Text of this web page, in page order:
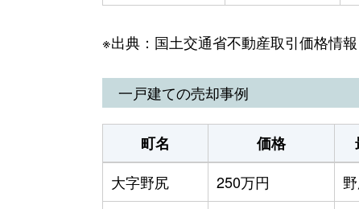
※出典：国土交通省不動産取引価格情報
一戸建ての売却事例
町名 価格
大字野尻
250万円